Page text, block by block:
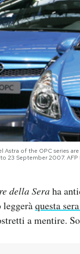
Astra of the OPC series
23 September 2007. AFP
della Seraha
leggeràquesta
a mentire.